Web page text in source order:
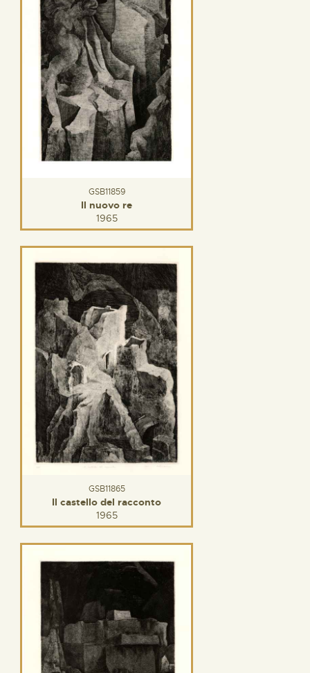
GSB11859
Il nuovo re
1965
GSB11865
Il castello del racconto
1965